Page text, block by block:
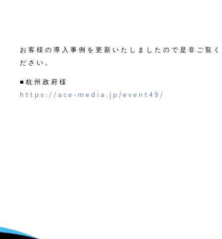
お客様の導入事例を更新いたしましたので是非ご覧く
ださい。
■杭州政府様
https://ace-media.jp/event49/